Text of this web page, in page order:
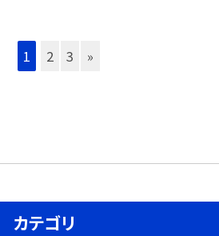
1 2 3 »
カテゴリ